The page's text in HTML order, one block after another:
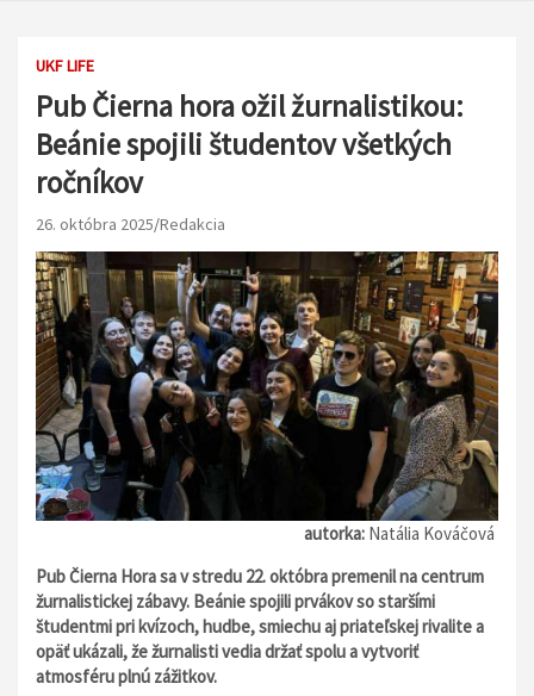
UKF LIFE
Pub Čierna hora ožil žurnalistikou:
Beánie spojili študentov všetkých
ročníkov
26. októbra 2025 Redakcia
autorka: Natália Kováčová
Pub Čierna Hora sa v stredu 22. októbra premenil na centrum
žurnalistickej zábavy. Beánie spojili prvákov so staršími
študentmi pri kvízoch, hudbe, smiechu aj priateľskej rivalite a
opäť ukázali, že žurnalisti vedia držať spolu a vytvoriť
atmosféru plnú zážitkov.